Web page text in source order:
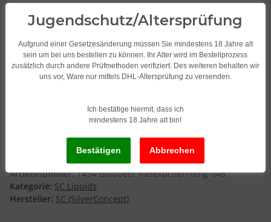
verschiedene
Geschmacksrichtungen Blaubeer
Käsekuchen 6mg
Artikelnummer:1454-Blaubeer Käsekuchen-6mg-048
Kategorie: SC Liquids
Hersteller: SC (SilverConcept)
Jugendschutz/Altersprüfung
Aufgrund einer Gesetzesänderung müssen Sie mindestens 18 Jahre alt
sein um bei uns bestellen zu können. Ihr Alter wird im Bestellprozess
zusätzlich durch andere Prüfmethoden verifiziert. Des weiteren behalten wir
uns vor, Ware nur mittels DHL-Altersprüfung zu versenden.
Ich bestätige hiermit, dass ich
mindestens 18 Jahre alt bin!